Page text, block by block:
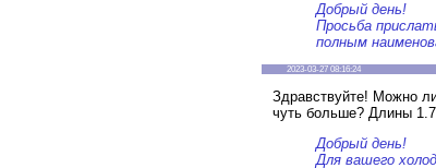
Добрый день!
Просьба
полным
2023-03-27 08:16:24
Здравствуйте! Можно
чуть больше? Длины
Добрый день!
Для вашего